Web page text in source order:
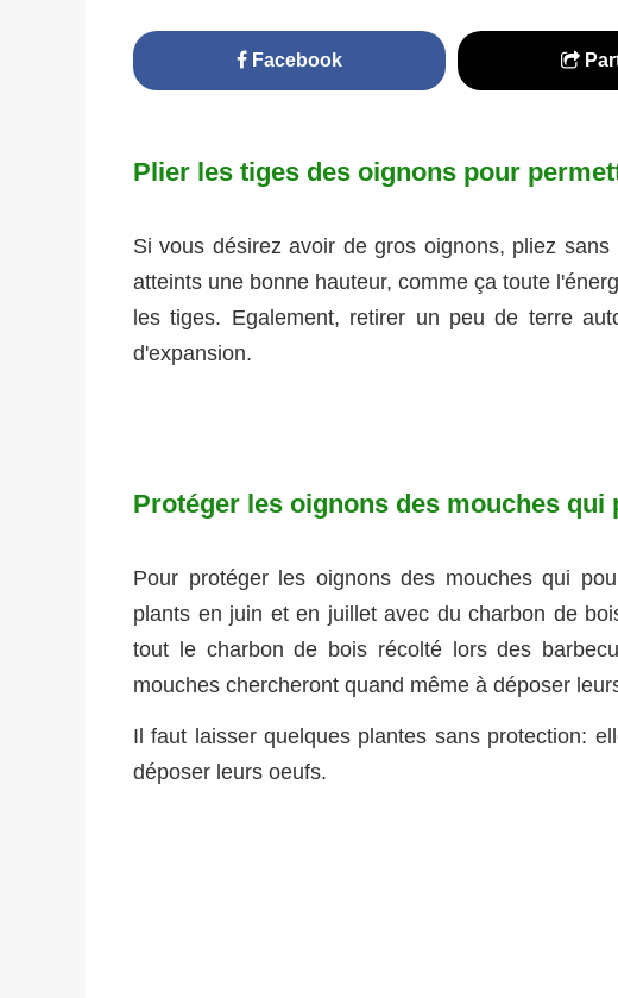
Facebook
Plier les tiges des oignons pour
Si vous désirez avoir de gros oignons, pliez
atteints une bonne hauteur, comme ça toute
les tiges. Egalement, retirer un peu de terre
d'expansion.
Protéger les oignons des mouches
Pour protéger les oignons des mouches qui
plants en juin et en juillet avec du charbon de
tout le charbon de bois récolté lors des
mouches chercheront quand même à déposer
Il faut laisser quelques plantes sans protection:
déposer leurs oeufs.